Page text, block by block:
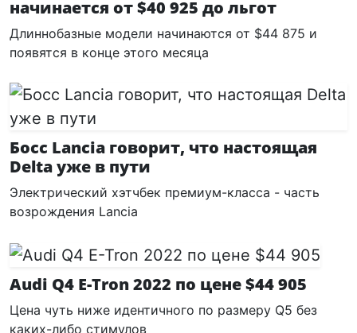
начинается от $40 925 до льгот
Длиннобазные модели начинаются от $44 875 и
появятся в конце этого месяца
Босс Lancia говорит, что настоящая
Delta уже в пути
Электрический хэтчбек премиум-класса - часть
возрождения Lancia
Audi Q4 E-Tron 2022 по цене $44 905
Цена чуть ниже идентичного по размеру Q5 без
каких-либо стимулов